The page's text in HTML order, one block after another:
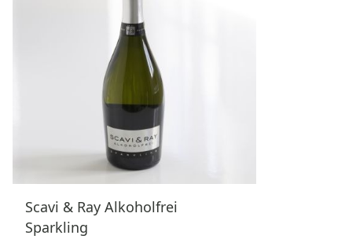
Scavi & Ray Alkoholfrei
Sparkling